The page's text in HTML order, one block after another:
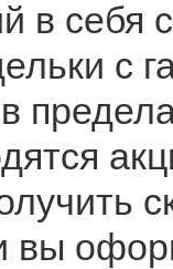
в себя
с
вы